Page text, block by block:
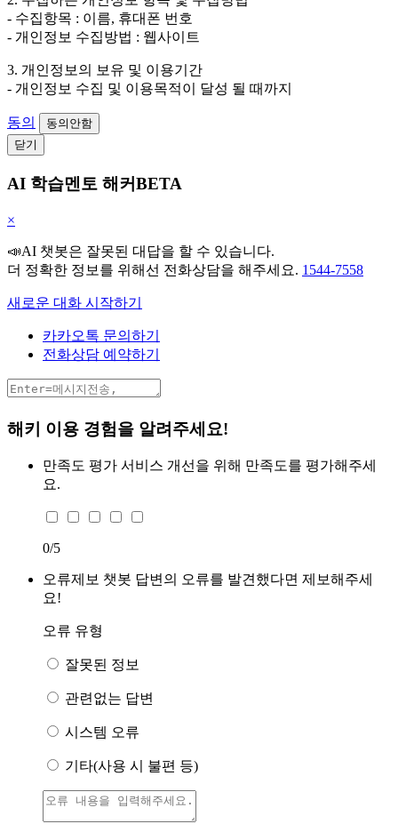
- 수집항목 : 이름, 휴대폰 번호
- 개인정보 수집방법 : 웹사이트
3. 개인정보의 보유 및 이용기간
- 개인정보 수집 및 이용목적이 달성 될 때까지
동의
동의안함
닫기
AI 학습멘토 해커BETA
×
📣AI 챗봇은 잘못된 대답을 할 수 있습니다.
더 정확한 정보를 위해선 전화상담을 해주세요. 1544-7558
새로운 대화 시작하기
카카오톡 문의하기
전화상담 예약하기
해키 이용 경험을 알려주세요!
만족도 평가 서비스 개선을 위해 만족도를 평가해주세
요.
0/5
오류제보 챗봇 답변의 오류를 발견했다면 제보해주세
요!
오류 유형
잘못된 정보
관련없는 답변
시스템 오류
기타(사용 시 불편 등)